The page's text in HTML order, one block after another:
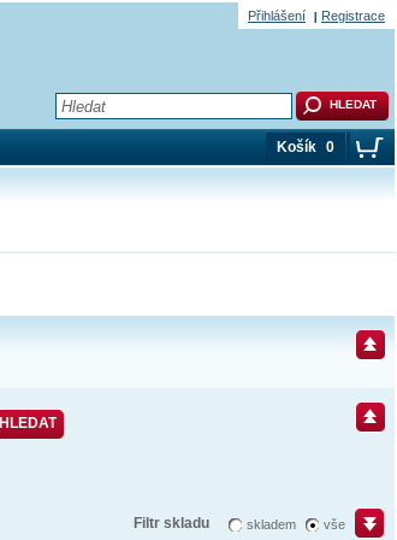
HLEDAT
Filtr skladu skladem vše
Košík 0
Přihlášení Registrace